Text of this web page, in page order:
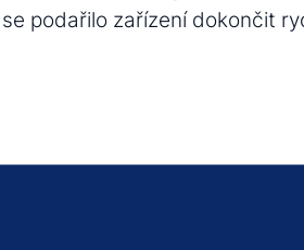
podařilo zařízení dokončit